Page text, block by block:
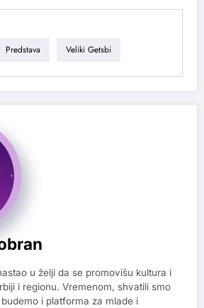
Predstava Veliki Getsbi
u želji da se promovišu kultura i
i regionu. Vremenom, shvatili smo
i platforma za mlade i